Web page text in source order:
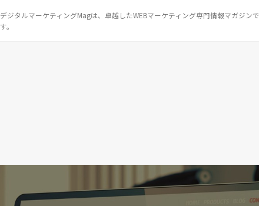
デジタルマーケティングMagは、卓越したWEBマーケティング専門情報マガジンで
す。